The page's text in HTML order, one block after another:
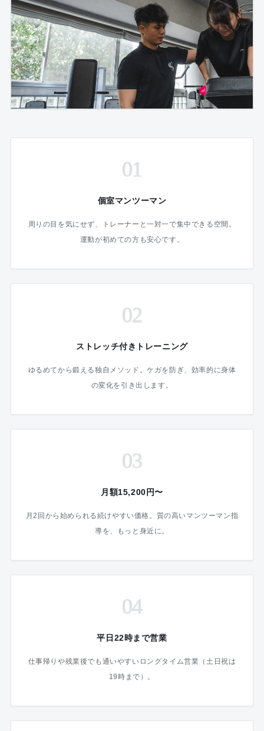
01
個室マンツーマン
周りの目を気にせず、トレーナーと一対一で集中できる空間。
運動が初めての方も安心です。
02
ストレッチ付きトレーニング
ゆるめてから鍛える独自メソッド。ケガを防ぎ、効率的に身体
の変化を引き出します。
03
月額15,200円〜
月2回から始められる続けやすい価格。質の高いマンツーマン指
導を、もっと身近に。
04
平日22時まで営業
仕事帰りや残業後でも通いやすいロングタイム営業（土日祝は
19時まで）。